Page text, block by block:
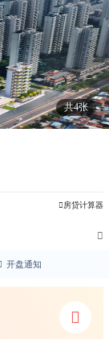
共4张
房贷计算器

开盘通知